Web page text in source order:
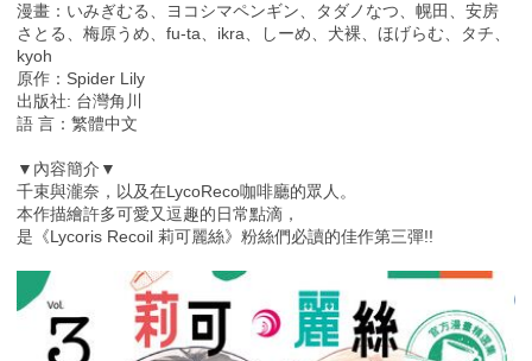
漫畫：いみぎむる、ヨコシマペンギン、タダノなつ、幌田、安房
さとる、梅原うめ、fu-ta、ikra、しーめ、犬裸、ほげらむ、タチ、
kyoh
原作：Spider Lily
出版社: 台灣角川
語 言：繁體中文
▼內容簡介▼
千束與瀧奈，以及在LycoReco咖啡廳的眾人。
本作描繪許多可愛又逗趣的日常點滴，
是《Lycoris Recoil 莉可麗絲》粉絲們必讀的佳作第三彈!!